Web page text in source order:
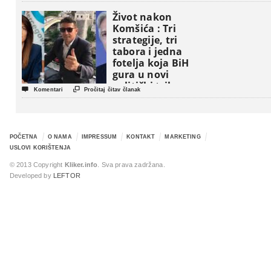
Život nakon
Komšića : Tri
strategije, tri
tabora i jedna
fotelja koja BiH
gura u novi
politički triler
 Komentari  Pročitaj čitav članak
POČETNA O NAMA IMPRESSUM KONTAKT
MARKETING
USLOVI KORIŠTENJA
© 2013 Copyright Kliker.info . Sva prava zadržana.
Developed by
LEFTOR